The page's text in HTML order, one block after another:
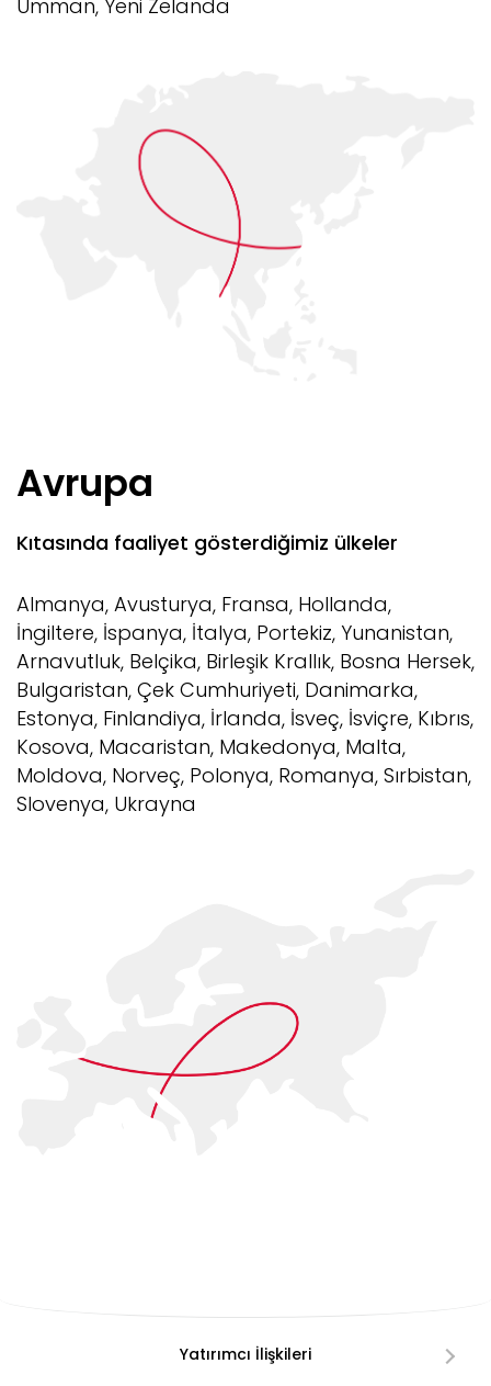
Umman, Yeni Zelanda
Avrupa
Kıtasında faaliyet gösterdiğimiz ülkeler
Almanya, Avusturya, Fransa, Hollanda,
İngiltere, İspanya, İtalya, Portekiz, Yunanistan,
Arnavutluk, Belçika, Birleşik Krallık, Bosna Hersek,
Bulgaristan, Çek Cumhuriyeti, Danimarka,
Estonya, Finlandiya, İrlanda, İsveç, İsviçre, Kıbrıs,
Kosova, Macaristan, Makedonya, Malta,
Moldova, Norveç, Polonya, Romanya, Sırbistan,
Slovenya, Ukrayna
Yatırımcı İlişkileri